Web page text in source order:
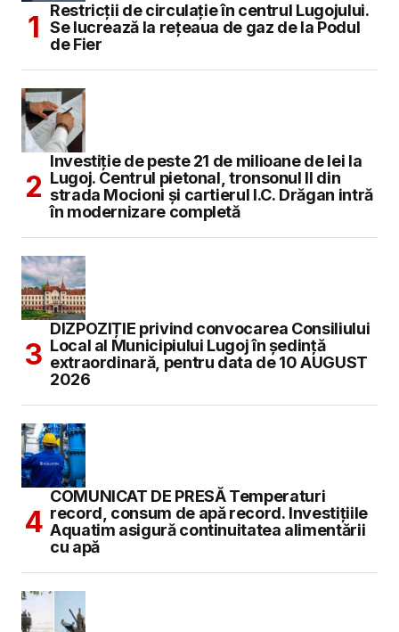
Restricții de circulație în centrul Lugojului.
Se lucrează la rețeaua de gaz de la Podul
de Fier
Investiție de peste 21 de milioane de lei la
Lugoj. Centrul pietonal, tronsonul II din
strada Mocioni și cartierul I.C. Drăgan intră
în modernizare completă
DIZPOZIȚIE privind convocarea Consiliului
Local al Municipiului Lugoj în şedinţă
extraordinară, pentru data de 10 AUGUST
2026
COMUNICAT DE PRESĂ Temperaturi
record, consum de apă record. Investițiile
Aquatim asigură continuitatea alimentării
cu apă